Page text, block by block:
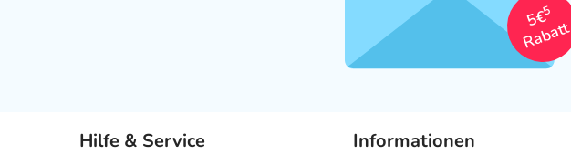
5€
5
Rabatt
Hilfe & Service Informationen